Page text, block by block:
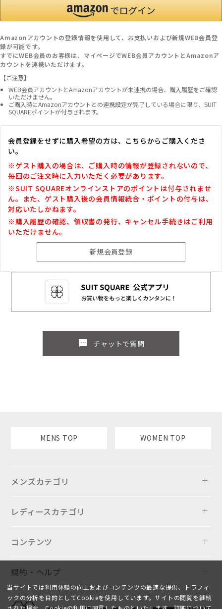
Amazonアカウントの登録情報を使用して、お支払いおよび新規WEB会員登
録が可能です。
すでにWEB会員のお客様は、マイページでWEB会員アカウントとAmazonア
カウントを連携いただけます。
【ご注意】
WEB会員アカウントとAmazonアカウントが未連携の場合、購入履歴をご確認
いただけません。
ご購入時にAmazonアカウントとの連携設定が完了している場合に限り、SUIT
SQUAREポイントが付与されます。
会員登録をせずに購入希望の方は、こちらからご購入くださ
い。
※ゲスト購入の場合は、ご購入時の情報が登録されないので、
毎回のご注文時に入力いただく必要があります。
※SUIT SQUAREオンラインストアのポイントは付与されませ
ん。また、ゲスト購入後の会員情報統合・ポイントの付与は、
対応いたしかねます。
※購入履歴の確認、領収書の発行、キャンセル手続きはご利用
いただけません。
sms チャットで質問
MENS TOP WOMEN TOP
メンズカテゴリ
レディースカテゴリ
コンテンツ
規約・ヘルプ
当サイトでは利用体験の向上およびコンテンツの最適な提供、トラフィ
ックの分析を目的としてCookieを使用しています。サイトの閲覧を継続